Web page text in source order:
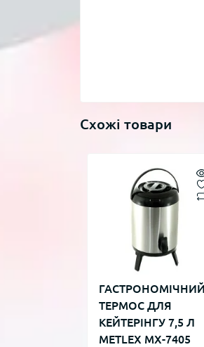
Схожі товари
ГАСТРОНОМІЧНИЙ
ТЕРМОС ДЛЯ
КЕЙТЕРІНГУ 7,5 Л
METLEX MX-7405